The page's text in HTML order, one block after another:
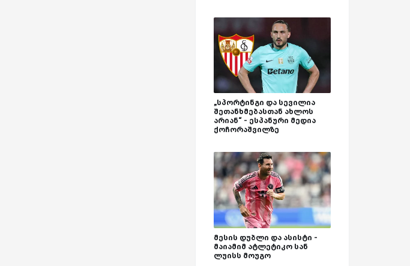
„სპორტინგი და სევილია
შეთანხმებასთან ახლოს
არიან“ - ესპანური მედია
ქოჩორაშვილზე
მესის დუბლი და ასისტი -
მაიამიმ ატლეტიკო სან
ლუისს მოუგო